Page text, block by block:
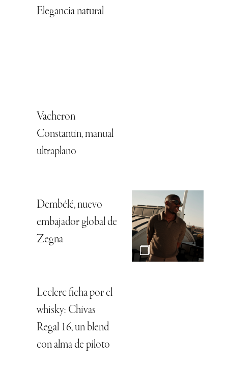
Elegancia natural
Vacheron
Constantin, manual
ultraplano
Dembélé, nuevo
embajador global de
Zegna
Leclerc ficha por el
whisky: Chivas
Regal 16, un blend
con alma de piloto